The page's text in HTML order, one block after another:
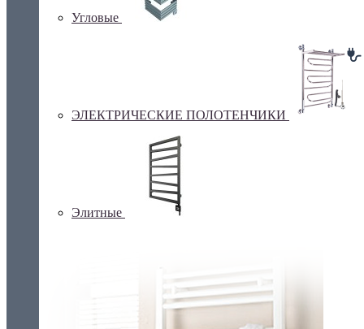
Угловые
ЭЛЕКТРИЧЕСКИЕ ПОЛОТЕНЧИКИ
Элитные